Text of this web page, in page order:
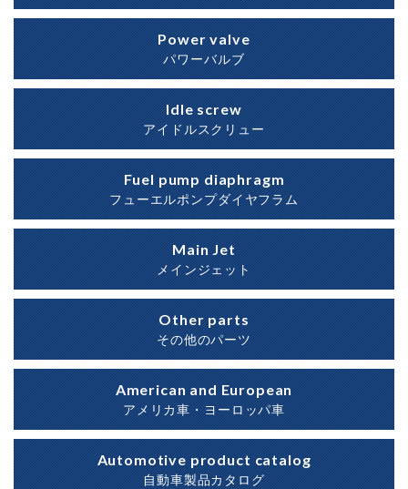
Power valve
パワーバルブ
Idle screw
アイドルスクリュー
Fuel pump diaphragm
フューエルポンプダイヤフラム
Main Jet
メインジェット
Other parts
その他のパーツ
American and European
アメリカ車・ヨーロッパ車
Automotive product catalog
自動車製品カタログ